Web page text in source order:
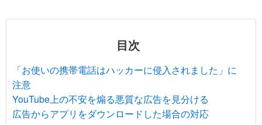
目次
「お使いの携帯電話はハッカーに侵入されました」に
注意
YouTube上の不安を煽る悪質な広告を見分ける
広告からアプリをダウンロードした場合の対応